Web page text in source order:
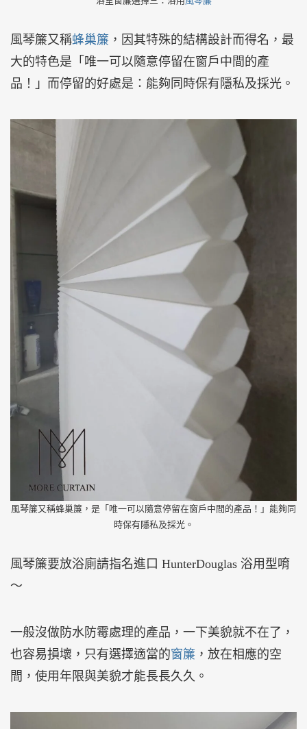
風琴簾又稱蜂巢簾 ，因其特殊的結構設計而得名，最
大的特色是「唯一可以隨意停留在窗戶中間的產
品！」而停留的好處是：能夠同時保有隱私及採光。
風琴簾又稱蜂巢簾，是「唯一可以隨意停留在窗戶中間的產品！」能夠同
時保有隱私及採光。
風琴簾要放浴廁請指名進口 HunterDouglas 浴用型唷
～
一般沒做防水防霉處理的產品，一下美貌就不在了，
也容易損壞，只有選擇適當的窗簾 ，放在相應的空
間，使用年限與美貌才能長長久久。